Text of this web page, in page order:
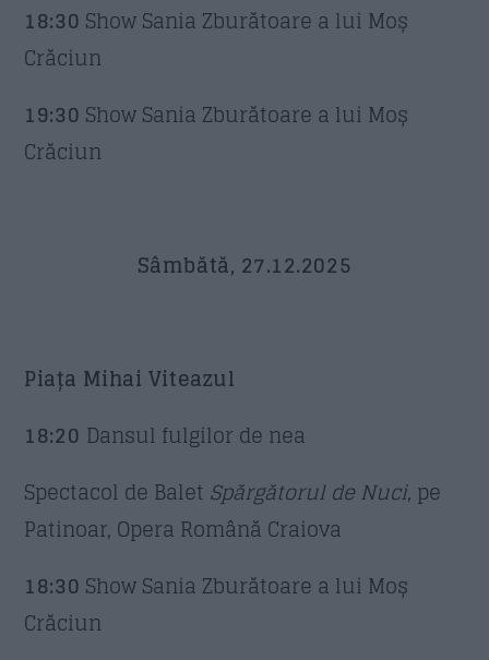
18:30 Show Sania Zburătoare a lui Moș
Crăciun
19:30 Show Sania Zburătoare a lui Moș
Crăciun
Sâmbătă, 27.12.2025
Piața Mihai Viteazul
18:20 Dansul fulgilor de nea
Spectacol de Balet Spărgătorul de Nuci, pe
Patinoar, Opera Română Craiova
18:30 Show Sania Zburătoare a lui Moș
Crăciun